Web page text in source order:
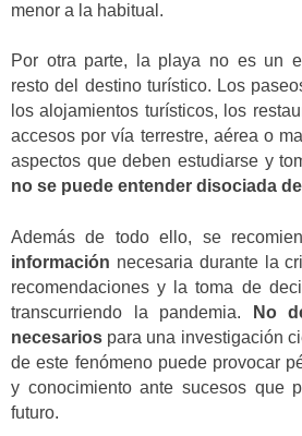
menor a la habitual.
Por otra parte, la playa no es un
resto del destino turístico. Los
los alojamientos turísticos, los
accesos por vía terrestre, aérea o
aspectos que deben estudiarse y
no se puede entender disociada
Además de todo ello, se
información necesaria durante la
recomendaciones y la toma de
transcurriendo la pandemia.
No
necesarios para una investigación
de este fenómeno puede provocar
y conocimiento ante sucesos que
futuro.